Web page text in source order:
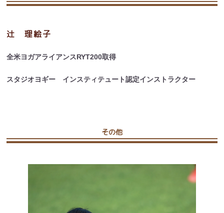
辻 理絵子
全米ヨガアライアンスRYT200取得
スタジオヨギー インスティテュート認定インストラクター
その他